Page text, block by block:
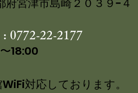
宮津市島崎２０３９−４
0772-22-2177
18:00
対応しております。